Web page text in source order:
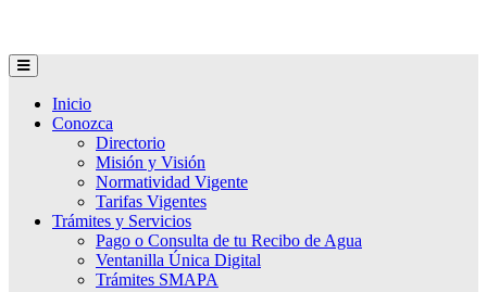
Inicio
Conozca
Directorio
Misión y Visión
Normatividad Vigente
Tarifas Vigentes
Trámites y Servicios
Pago o Consulta de tu Recibo de Agua
Ventanilla Única Digital
Trámites SMAPA